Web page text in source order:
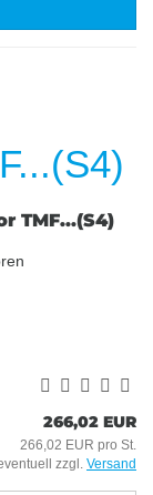
TMF...(S4)
266,02 EUR
266,02 EUR pro St.
zzgl. Versand